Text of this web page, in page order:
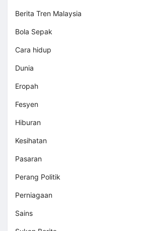
Berita Tren Malaysia
Bola Sepak
Cara hidup
Dunia
Eropah
Fesyen
Hiburan
Kesihatan
Pasaran
Perang Politik
Perniagaan
Sains